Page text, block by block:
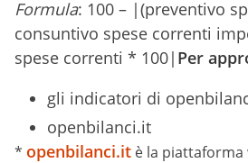
Formula: 100 – |(preventivo
consuntivo spese correnti
spese correnti * 100| Per
gli indicatori di
openbilanci.it
* openbilanci.it è la piattaforma